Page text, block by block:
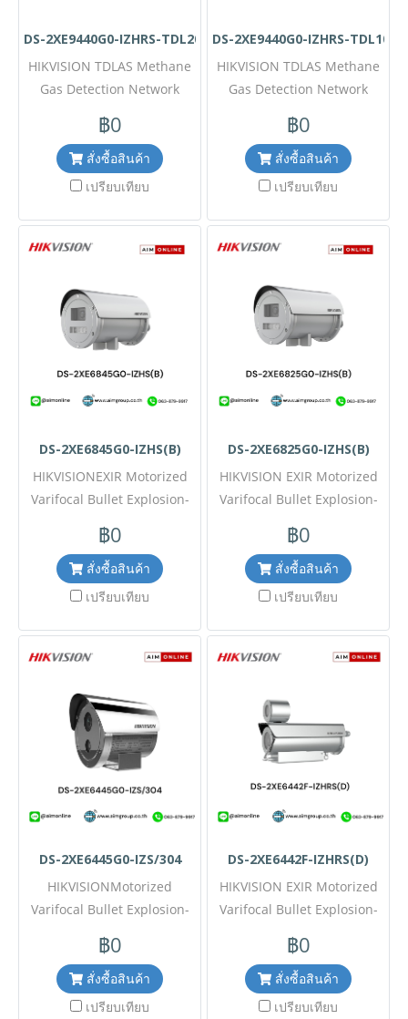
DS-2XE9440G0-IZHRS-TDL200
HIKVISION TDLAS Methane
Gas Detection Network
2XE9440G0-
IZHRS_TDL200ขอราคาพิเศษ
สำหรับงานโครงการ ติดต่อฝ่าย
ฝ่ายขายโทร: 063-879-9917
(สินค้ายังไม่รวมภาษีมูลค่าเพิ่ม,
สินค้าก่อนสั่งซื้อ ราคายังไม่รวม
ค่าติดตั้ง #NP 24
฿0
สั่งซื้อสินค้า
เปรียบเทียบ
DS-2XE9440G0-IZHRS-TDL100
HIKVISION TDLAS Methane
Gas Detection Network
2XE9440G0-IZHRS-TDL100
ขอราคาพิเศษสำหรับงาน
โครงการ ติดต่อฝ่ายขาย Line
063-879-9917 (สินค้ายังไม่
รวมภาษีมูลค่าเพิ่ม, ค่าขนส่ง)
ราคายังไม่รวมค่าติดตั้ง #NP24
฿0
สั่งซื้อสินค้า
เปรียบเทียบ
DS-2XE6845G0-IZHS(B)
HIKVISIONEXIR Motorized
Varifocal Bullet Explosion-
IZHS(B) ขอราคาพิเศษสำหรับ
งานโครงการ ติดต่อฝ่ายขาย
Line ID : @aimonline ฝ่าย
สินค้ายังไม่รวมภาษีมูลค่าเพิ่ม,
ค่าขนส่ง ) เช็คสต๊อกล่าสุด
ค่าติดตั้ง #NP 24
฿0
สั่งซื้อสินค้า
เปรียบเทียบ
DS-2XE6825G0-IZHS(B)
HIKVISION EXIR Motorized
Varifocal Bullet Explosion-
IZHS(B)ขอราคาพิเศษสำหรับ
งานโครงการ ติดต่อฝ่ายขาย
Line ID : @aimonlineฝ่ายขาย
ไม่รวมภาษีมูลค่าเพิ่ม,ค่า
ขนส่ง)เช็คสต๊อกล่าสุดสินค้า
ตั้ง #NP 24
฿0
สั่งซื้อสินค้า
เปรียบเทียบ
DS-2XE6445G0-IZS/304
HIKVISIONMotorized
Varifocal Bullet Explosion-
IZS/304 ขอราคาพิเศษสำหรับ
งานโครงการ ติดต่อฝ่ายขาย
Line ID : @aimonlineฝ่ายขาย
฿0
สั่งซื้อสินค้า
เปรียบเทียบ
DS-2XE6442F-IZHRS(D)
HIKVISION EXIR Motorized
Varifocal Bullet Explosion-
IZHRS(D) ขอราคาพิเศษสำหรับ
งานโครงการ ติดต่อฝ่ายขาย
Line ID : @aimonline ฝ่าย
฿0
สั่งซื้อสินค้า
เปรียบเทียบ